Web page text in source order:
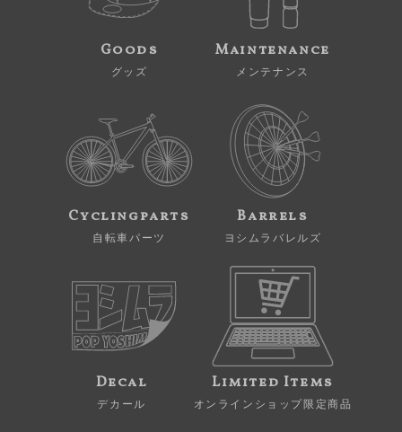
Goods
グッズ
Maintenance
メンテナンス
Cyclingparts
自転車パーツ
Barrels
ヨシムラバレルズ
Decal
デカール
Limited Items
オンラインショップ限定商品